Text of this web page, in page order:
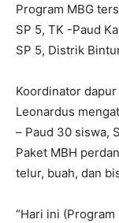
Program MBG
SP 5, TK -Paud
SP 5, Distrik
Koordinator
Leonardus
– Paud 30 siswa,
Paket MBH
telur, buah, dan
“Hari ini